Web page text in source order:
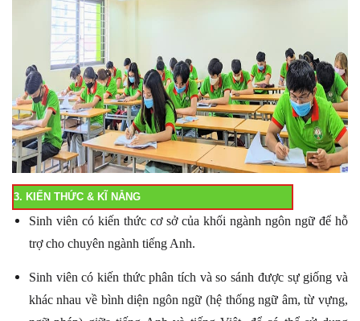
3. KIẾN THỨC & KĨ NẴNG
Sinh viên có kiến thức cơ sở của khối ngành ngôn ngữ để hỗ
trợ cho chuyên ngành tiếng Anh.
Sinh viên có kiến thức phân tích và so sánh được sự giống và
khác nhau về bình diện ngôn ngữ (hệ thống ngữ âm, từ vựng,